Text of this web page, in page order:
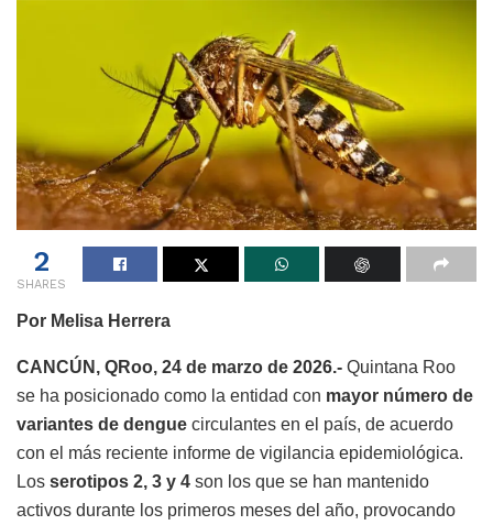
2
SHARES
Por Melisa Herrera
CANCÚN, QRoo, 24 de marzo de 2026.- Quintana Roo
se ha posicionado como la entidad con mayor número de
variantes de dengue circulantes en el país, de acuerdo
con el más reciente informe de vigilancia epidemiológica.
Los serotipos 2, 3 y 4 son los que se han mantenido
activos durante los primeros meses del año, provocando